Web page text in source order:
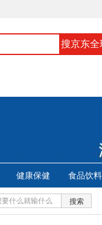
搜京东全
健康保健 食品饮料
搜索